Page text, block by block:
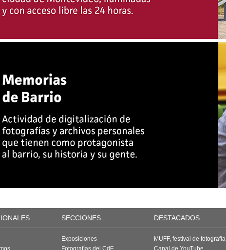
SECCIONES DESTACADOS
Exposiciones
Fotografías del CdF
MUFF, festival de fotografía
Canal de YouTube